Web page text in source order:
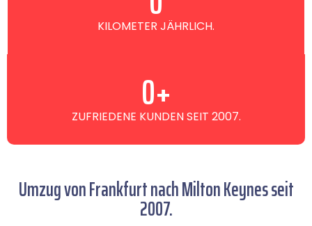
KILOMETER JÄHRLICH.
ZUFRIEDENE KUNDEN SEIT 2007.
0+
Umzug von Frankfurt nach Milton Keynes seit
2007.